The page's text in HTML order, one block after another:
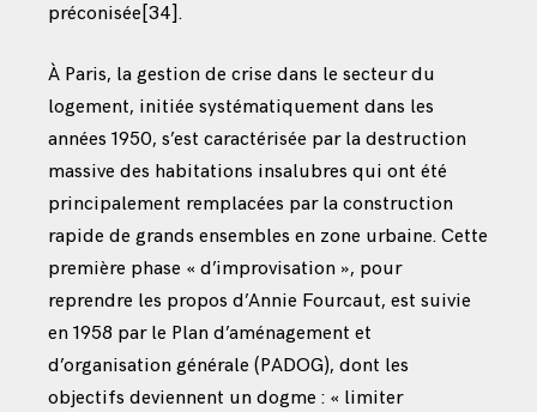
préconisée [34] .
À Paris, la gestion de crise dans le secteur du
logement, initiée systématiquement dans les
années 1950, s’est caractérisée par la destruction
massive des habitations insalubres qui ont été
principalement remplacées par la construction
rapide de grands ensembles en zone urbaine. Cette
première phase « d’improvisation », pour
reprendre les propos d’Annie Fourcaut, est suivie
en 1958 par le Plan d’aménagement et
d’organisation générale (PADOG), dont les
objectifs deviennent un dogme : « limiter